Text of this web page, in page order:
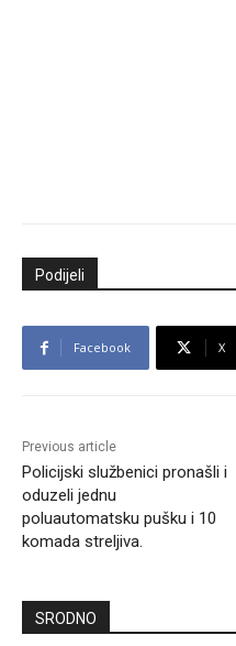
Podijeli
Facebook X
Previous article
Policijski službenici pronašli i
oduzeli jednu
poluautomatsku pušku i 10
komada streljiva.
SRODNO